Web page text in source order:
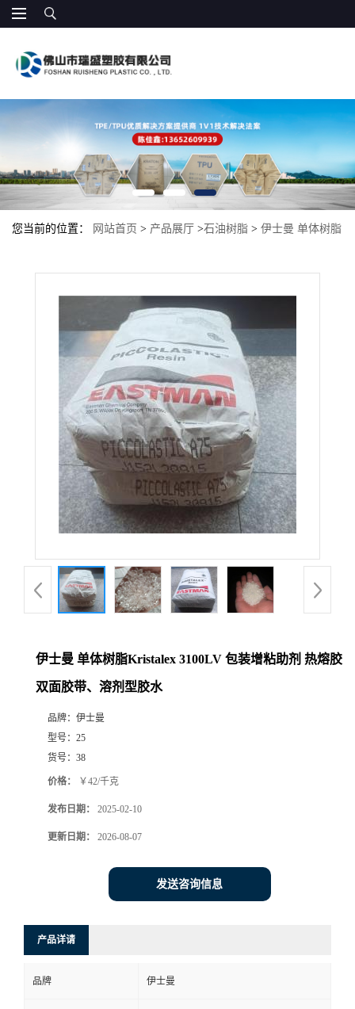
您当前的位置： 网站首页 > 产品展厅 >石油树脂 > 伊士曼 单体树脂
伊士曼 单体树脂Kristalex 3100LV 包装增粘助剂 热熔胶
双面胶带、溶剂型胶水
品牌： 伊士曼
型号： 25
货号： 38
价格： ￥42/千克
发布日期： 2025-02-10
更新日期： 2026-08-07
发送咨询信息
产品详请
品牌 伊士曼